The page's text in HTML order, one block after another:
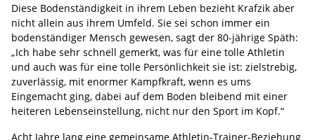
Diese Bodenständigkeit in ihrem Leben bezieht Krafzik aber
nicht allein aus ihrem Umfeld. Sie sei schon immer ein
bodenständiger Mensch gewesen, sagt der 80-jährige Späth:
„Ich habe sehr schnell gemerkt, was für eine tolle Athletin
und auch was für eine tolle Persönlichkeit sie ist: zielstrebig,
zuverlässig, mit enormer Kampfkraft, wenn es ums
Eingemacht ging, dabei auf dem Boden bleibend mit einer
heiteren Lebenseinstellung, nicht nur den Sport im Kopf.“
Acht Jahre lang eine gemeinsame Athletin-Trainer-Beziehung